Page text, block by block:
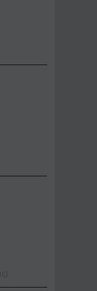
Ποιοτική Γλά...